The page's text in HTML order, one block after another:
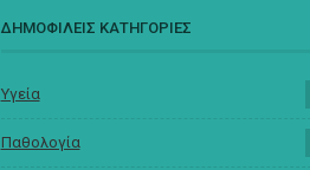
ΔΗΜΟΦΙΛΕΙΣ ΚΑΤΗΓΟΡΙΕΣ
Υγεία
Παθολογία